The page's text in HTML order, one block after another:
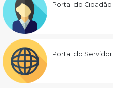
Portal do Cidadão
Portal do Servidor